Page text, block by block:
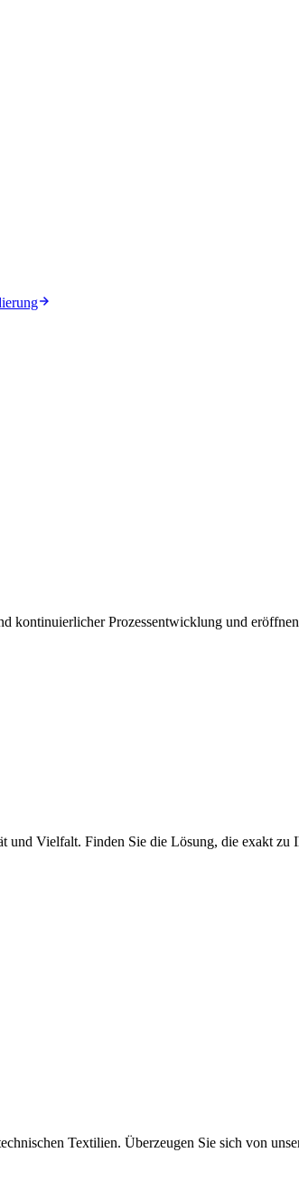
kontinuierlicher Prozessentwicklung und
und Vielfalt. Finden Sie die Lösung, die exakt zu
Textilien. Überzeugen Sie sich von